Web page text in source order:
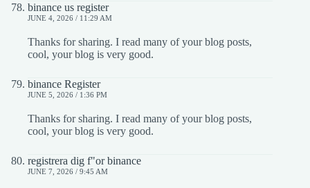
binance us register
JUNE 4, 2026 / 11:29 AM
Thanks for sharing. I read many of your blog posts,
cool, your blog is very good.
binance Register
JUNE 5, 2026 / 1:36 PM
Thanks for sharing. I read many of your blog posts,
cool, your blog is very good.
registrera dig f"or binance
JUNE 7, 2026 / 9:45 AM